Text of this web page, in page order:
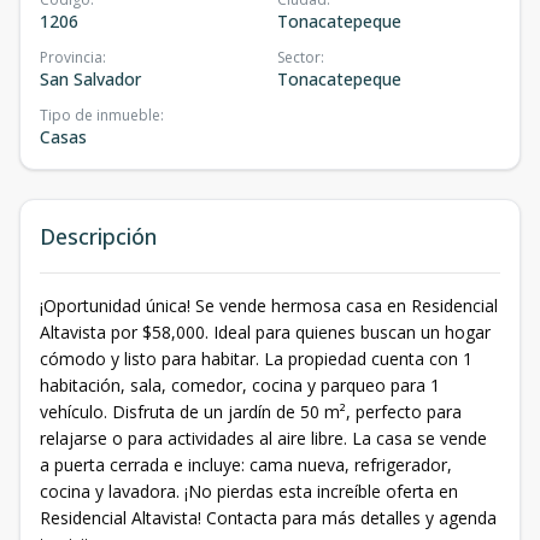
1206 Tonacatepeque
Provincia:
San Salvador
Sector:
Tonacatepeque
Tipo de inmueble:
Casas
Descripción
¡Oportunidad única! Se vende hermosa casa en Residencial
Altavista por $58,000. Ideal para quienes buscan un hogar
cómodo y listo para habitar. La propiedad cuenta con 1
habitación, sala, comedor, cocina y parqueo para 1
vehículo. Disfruta de un jardín de 50 m², perfecto para
relajarse o para actividades al aire libre. La casa se vende
a puerta cerrada e incluye: cama nueva, refrigerador,
cocina y lavadora. ¡No pierdas esta increíble oferta en
Residencial Altavista! Contacta para más detalles y agenda